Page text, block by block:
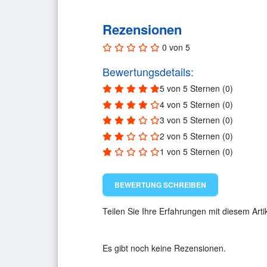
Rezensionen
0 von 5
Bewertungsdetails:
5 von 5 Sternen (0)
4 von 5 Sternen (0)
3 von 5 Sternen (0)
2 von 5 Sternen (0)
1 von 5 Sternen (0)
BEWERTUNG SCHREIBEN
Teilen Sie Ihre Erfahrungen mit diesem
Es gibt noch keine Rezensionen.